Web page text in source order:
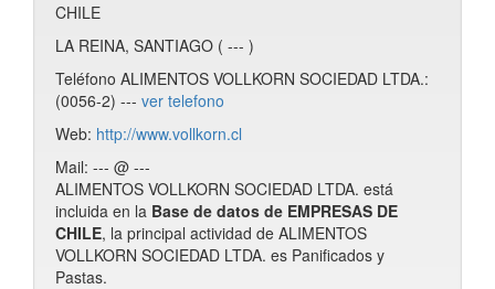
CHILE
LA REINA, SANTIAGO ( --- )
Teléfono ALIMENTOS VOLLKORN SOCIEDAD LTDA.:
(0056-2) --- ver telefono
Web: http://www.vollkorn.cl
Mail: --- @ ---
ALIMENTOS VOLLKORN SOCIEDAD LTDA. está
incluida en la Base de datos de EMPRESAS DE
CHILE, la principal actividad de ALIMENTOS
VOLLKORN SOCIEDAD LTDA. es Panificados y
Pastas.